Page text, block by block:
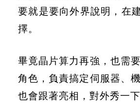
要就是要向外界說明，在
擇。
畢竟晶片算力再強，也需
角色，負責搞定伺服器、
也會跟著亮相，對外秀一